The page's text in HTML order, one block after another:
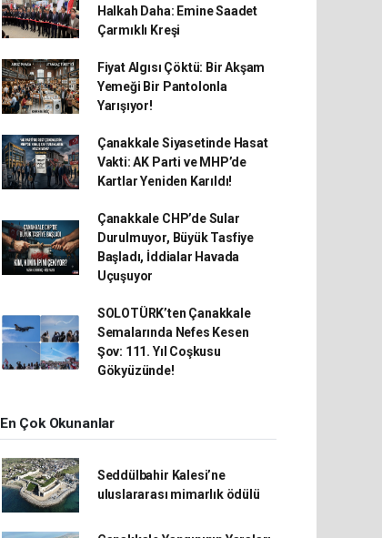
Halkah Daha: Emine Saadet
Çarmıklı Kreşi
Fiyat Algısı Çöktü: Bir Akşam
Yemeği Bir Pantolonla
Yarışıyor!
Çanakkale Siyasetinde Hasat
Vakti: AK Parti ve MHP’de
Kartlar Yeniden Karıldı!
Çanakkale CHP’de Sular
Durulmuyor, Büyük Tasfiye
Başladı, İddialar Havada
Uçuşuyor
SOLOTÜRK’ten Çanakkale
Semalarında Nefes Kesen
Şov: 111. Yıl Coşkusu
Gökyüzünde!
En Çok Okunanlar
Seddülbahir Kalesi’ne
uluslararası mimarlık ödülü